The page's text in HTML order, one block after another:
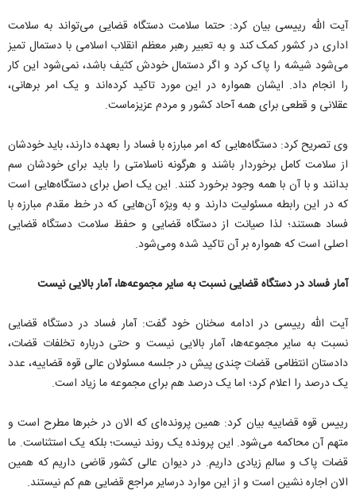
آیت الله رییسی بیان کرد: حتما سلامت دستگاه قضایی می‌تواند به سلامت
اداری در کشور کمک کند و به تعبیر رهبر معظم انقلاب اسلامی با دستمال تمیز
می‌شود شیشه را پاک کرد و اگر دستمال خودش کثیف باشد، نمی‌شود این کار
را انجام داد. ایشان همواره در این مورد تاکید کرده‌اند و یک امر برهانی،
عقلانی و قطعی برای همه آحاد کشور و مردم عزیزماست.
وی تصریح کرد: دستگاه‌هایی که امر مبارزه با فساد را بعهده دارند، باید خودشان
از سلامت کامل برخوردار باشند و هرگونه ناسلامتی را باید برای خودشان سم
بدانند و با آن با همه وجود برخورد کنند. این یک اصل برای دستگاه‌هایی است
که در این رابطه مسئولیت دارند و به ویژه آن‌هایی که در خط مقدم مبارزه با
فساد هستند؛ لذا صیانت از دستگاه قضایی و حفظ سلامت دستگاه قضایی
اصلی است که همواره بر آن تاکید شده ومی‌شود.
آمار فساد در دستگاه قضایی نسبت به سایر مجموعه‌ها، آمار بالایی نیست
آیت الله رییسی در ادامه سخنان خود گفت: آمار فساد در دستگاه قضایی
نسبت به سایر مجموعه‌ها، آمار بالایی نیست و حتی درباره تخلفات قضات،
دادستان انتظامی قضات چندی پیش در جلسه مسئولان عالی قوه قضاییه، عدد
یک درصد را اعلام کرد؛ اما یک درصد هم برای مجموعه ما زیاد است.
رییس قوه قضاییه بیان کرد: همین پرونده‌ای که الان در خبرها مطرح است و
متهم آن محاکمه می‌شود. این پرونده یک روند نیست؛ بلکه یک استثناست. ما
قضات پاک و سالمِ زیادی داریم. در دیوان عالی کشور قاضی داریم که همین
الان اجاره نشین است و از این‌ موارد درسایر مراجع قضایی هم کم نیستند.